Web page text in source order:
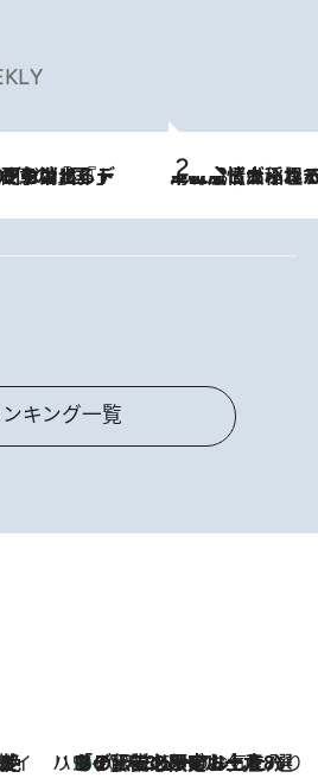
2026.8.5
下町風情あふれる台北屈指の人気エリア・大稲埕でセンスのいい台湾土産《ヴ
キング一覧
イ ハワイ賢者 リサのお気に入りリスト2026.8.6
あの伝説の限定トートも！ リニューアルした「ディーン＆デルーカ ハワイ」で必須のお土産8選